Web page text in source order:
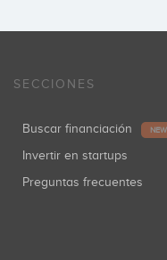
SECCIONES
Buscar financiación NEW
Invertir en startups
Preguntas frecuentes